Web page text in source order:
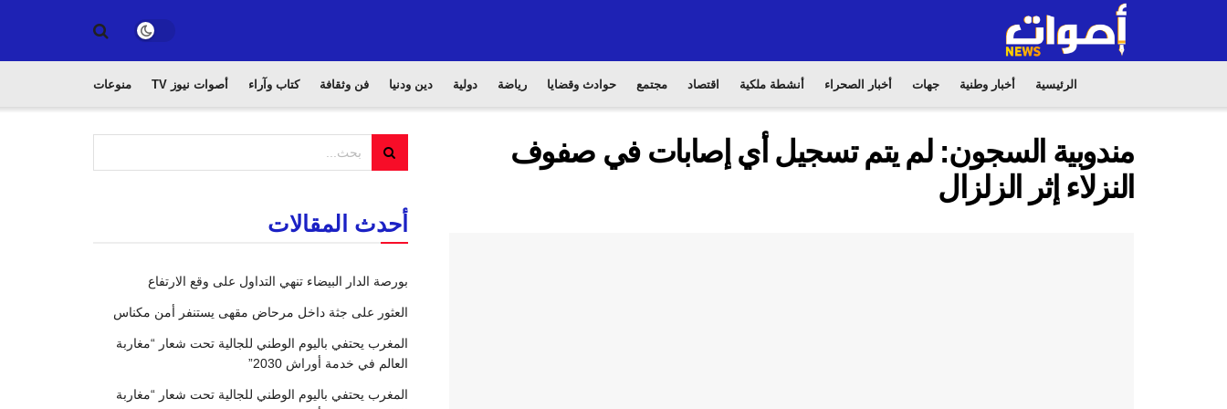
الرئيسية أخبار وطنية جهات أخبار الصحراء أنشطة ملكية اقتصاد مجتمع حوادث وقضايا رياضة دولية دين ودنيا فن وثقافة كتاب وآراء أصوات نيوز TV منوعات
مندوبية السجون: لم يتم تسجيل أي إصابات في صفوف
النزلاء إثر الزلزال
أحدث المقالات
بورصة الدار البيضاء تنهي التداول على وقع الارتفاع
العثور على جثة داخل مرحاض مقهى يستنفر أمن مكناس
المغرب يحتفي باليوم الوطني للجالية تحت شعار “مغاربة
العالم في خدمة أوراش 2030”
المغرب يحتفي باليوم الوطني للجالية تحت شعار “مغاربة